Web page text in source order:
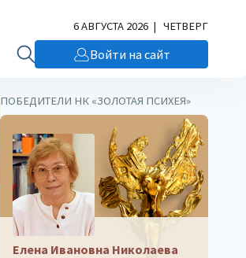
6 АВГУСТА 2026 | ЧЕТВЕРГ
Войти на сайт
ПОБЕДИТЕЛИ НК «ЗОЛОТАЯ ПСИХЕЯ»
Елена Ивановна Николаева